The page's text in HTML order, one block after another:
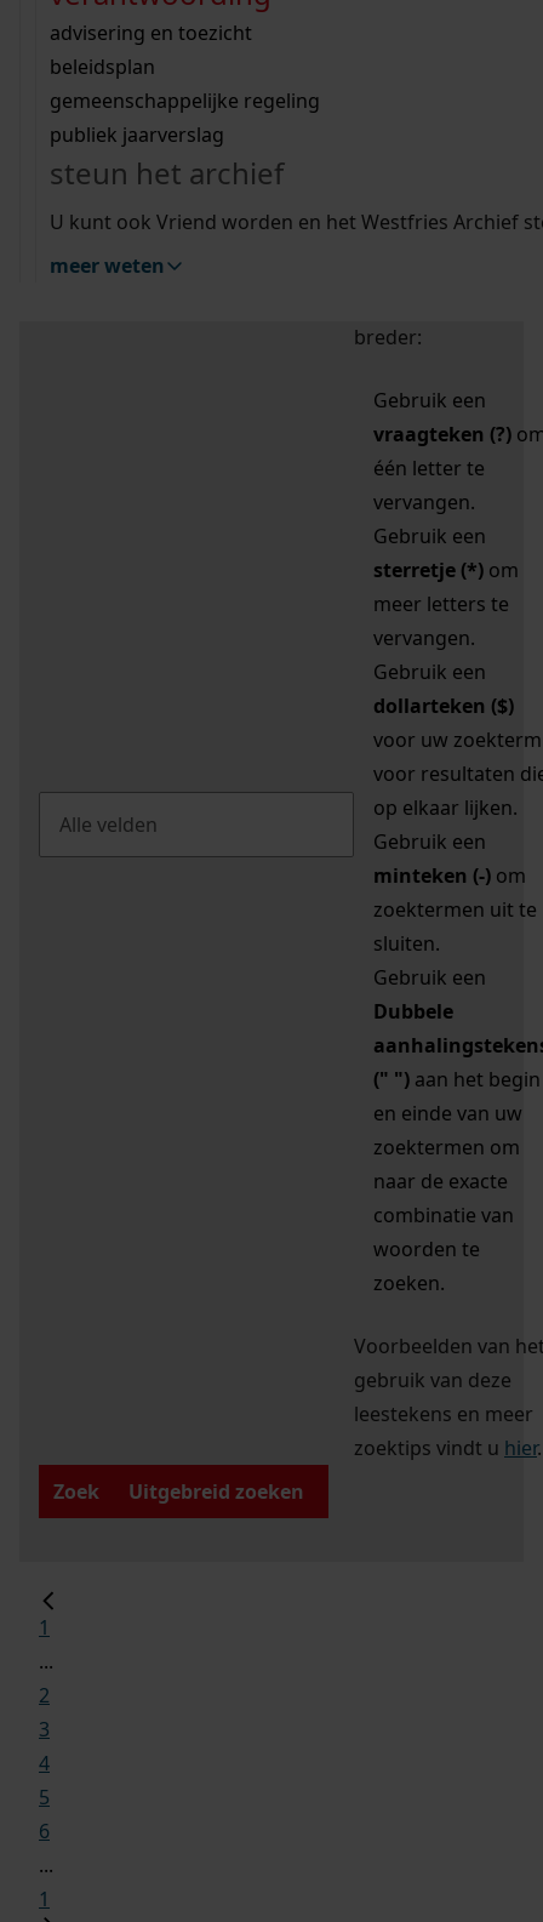
bouwvergunningen
omgevingsvergunningen
vergunningen
beeld en geluid
uitleg nodig?
Wij helpen u op weg met een aantal zoektips.
bekijk alle zoektips
Wij helpen u op weg met een aantal zoektips.
bekijk alle zoektips
bekijk ons geschiedenislokaal
advisering en toezicht
beleidsplan
gemeenschappelijke regeling
publiek jaarverslag
steun het archief
U kunt ook Vriend worden en het Westfries Archief
meer weten
zoektips
Mijn Studiezaal (inloggen)
uw zoekopdracht te
breder:
Gebruik een
vraagteken (?)
één letter te
vervangen.
Gebruik een
sterretje (*) om
meer letters te
vervangen.
Gebruik een
dollarteken ($)
voor uw zoekterm
voor resultaten
op elkaar lijken.
Gebruik een
minteken (-) om
zoektermen uit te
sluiten.
Gebruik een
Dubbele
(" ") aan het begin
en einde van uw
zoektermen om
naar de exacte
combinatie van
woorden te
zoeken.
Voorbeelden van
gebruik van deze
leestekens en meer
zoektips vindt u hier.
Zoek
Uitgebreid zoeken
1
...
2
3
4
5
6
...
1